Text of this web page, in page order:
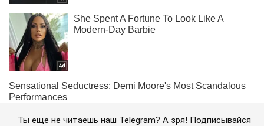
Ты еще не читаешь наш Telegram? А зря! Подписывайся